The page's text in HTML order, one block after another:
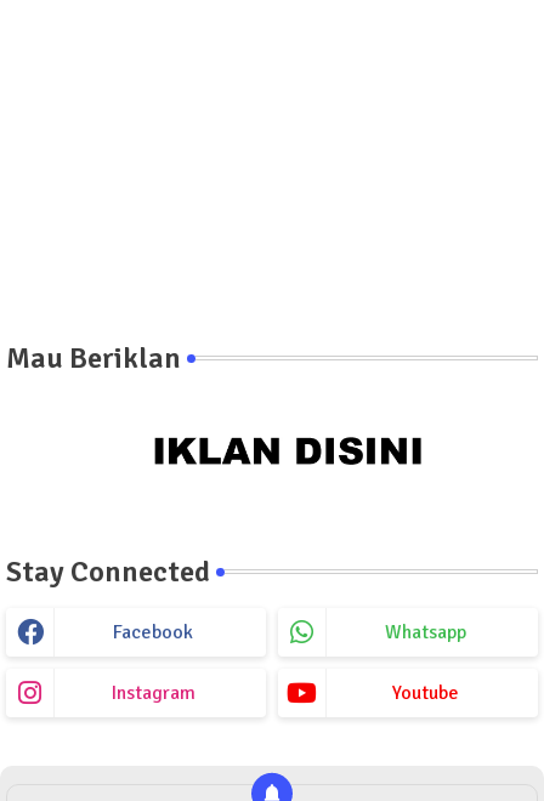
Mau Beriklan
Stay Connected
Facebook Whatsapp
Instagram Youtube